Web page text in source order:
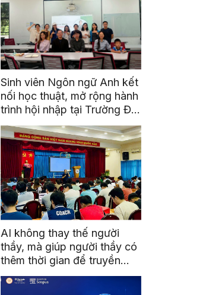
Sinh viên Ngôn ngữ Anh kết
nối học thuật, mở rộng hành
trình hội nhập tại Trường Đại
học Quốc gia Malaysia
AI không thay thế người
thầy, mà giúp người thầy có
thêm thời gian để truyền
cảm hứng